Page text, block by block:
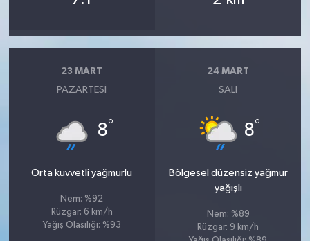
23 MART
PAZARTESI
8°
Orta kuvvetli yağmurlu
Nem: %92
Rüzgar: 6 km/h
Yağış Olasılığı: %93
24 MART
SALI
8°
Bölgesel düzensiz yağmur
yağışlı
Nem: %89
Rüzgar: 9 km/h